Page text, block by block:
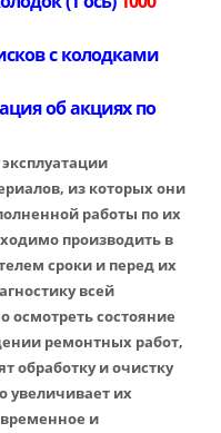
с колодками
об акциях по
из которых они
работы по их
производить в
сроки и перед их
всей
осмотреть состояние
ремонтных работ,
обработку и очистку
увеличивает их
и